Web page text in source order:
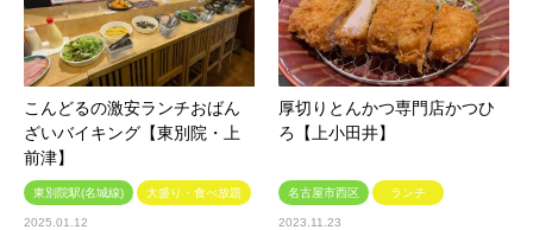
こんどるの激安ランチおばん
ざいバイキング【東別院・上
前津】
東別院駅(名城線) 大盛り・食べ放題
2025.01.12
厚切りとんかつ専門店かつひ
ろ【上小田井】
名古屋市西区 ランチ
2023.11.23